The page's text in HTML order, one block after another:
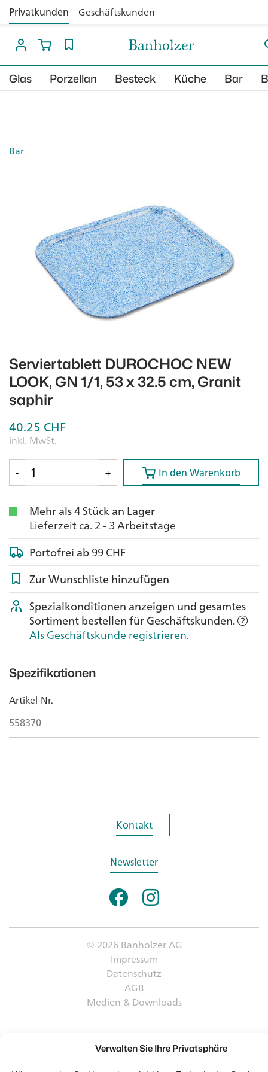
Verwalten Sie Ihre Privatsphäre
string(60)
"/mnt/cache/banholzer/wp643_/
bool(false)
Privatkunden Geschäftskunden
Glas Porzellan Besteck Küche Bar
Bar
Serviertablett DUROCHOC NEW
LOOK, GN 1/1, 53 x 32.5 cm, Granit
saphir
40.25 CHF
inkl. MwSt.
-
+ In den Warenkorb
In den Warenkorb
Mehr als 4 Stück an Lager
Lieferzeit ca. 2 - 3 Arbeitstage
Portofrei ab99 CHF
Zur Wunschliste hinzufügen
Spezialkonditionen anzeigen und gesamtes
Sortiment bestellen für Geschäftskunden.
Als Geschäftskunde registrieren.
Spezifikationen
Artikel-Nr.
558370
Kontakt
Kontakt
Newsletter
Newsletter
© 2026 Banholzer AG
Impressum
Datenschutz
AGB
Medien & Downloads